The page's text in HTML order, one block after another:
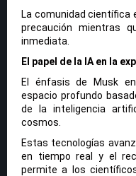
La comunidad científica
precaución mientras
inmediata.
El papel de la IA en la
El énfasis de Musk
espacio profundo
de la inteligencia
cosmos.
Estas tecnologías
en tiempo real y el
permite a los